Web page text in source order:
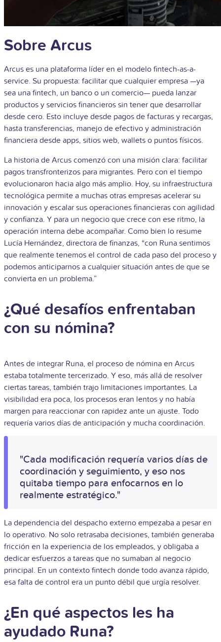
Sobre Arcus
Arcus es una plataforma líder en el modelo fintech-as-a-
service. Su propuesta: facilitar que cualquier empresa —ya
sea una fintech, un banco o un comercio— pueda lanzar
productos y servicios financieros sin tener que desarrollar
desde cero. Esto incluye desde pagos de facturas y recargas,
hasta transferencias, manejo de efectivo y administración
financiera desde apps, sitios web, wallets o puntos físicos.
La historia de Arcus comenzó con una misión clara: facilitar
pagos transfronterizos para migrantes. Pero con el tiempo
evolucionaron hacia algo más amplio. Hoy, su infraestructura
tecnológica permite a muchas otras empresas acelerar su
innovación y escalar sus operaciones financieras con agilidad
y confianza. Y para un negocio que crece con ese ritmo, la
operación interna debe acompañar. Como bien lo resume
Lucía Hernández, directora de finanzas, “con Runa sentimos
que realmente tenemos el control de cada paso del proceso y
podemos anticiparnos a cualquier situación antes de que se
convierta en un problema.”
¿Qué desafíos enfrentaban
con su nómina?
Antes de integrar Runa, el proceso de nómina en Arcus
estaba totalmente tercerizado. Y eso, más allá de resolver
ciertas tareas, también trajo limitaciones importantes. La
visibilidad era poca, los procesos eran lentos y no había
margen para reaccionar con rapidez ante un ajuste. Todo
requería varios días de anticipación y mucha coordinación.
"Cada modificación requería varios días de
coordinación y seguimiento, y eso nos
quitaba tiempo para enfocarnos en lo
realmente estratégico."
La dependencia del despacho externo empezaba a pesar en
lo operativo. No solo retrasaba decisiones, también generaba
fricción en la experiencia de los empleados, y obligaba a
dedicar esfuerzos a tareas que no sumaban al negocio
principal. En un contexto fintech donde todo avanza rápido,
esa falta de control era un punto débil que urgía resolver.
¿En qué aspectos les ha
ayudado Runa?